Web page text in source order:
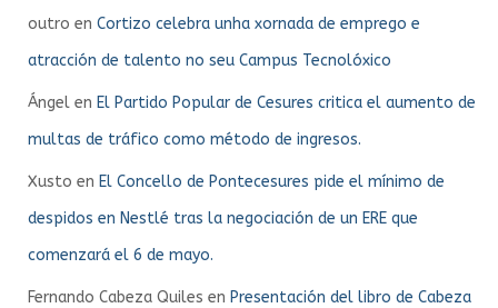
outro en Cortizo celebra unha xornada de emprego e
atracción de talento no seu Campus Tecnolóxico
Ángel en El Partido Popular de Cesures critica el aumento de
multas de tráfico como método de ingresos.
Xusto en El Concello de Pontecesures pide el mínimo de
despidos en Nestlé tras la negociación de un ERE que
comenzará el 6 de mayo.
Fernando Cabeza Quiles en Presentación del libro de Cabeza